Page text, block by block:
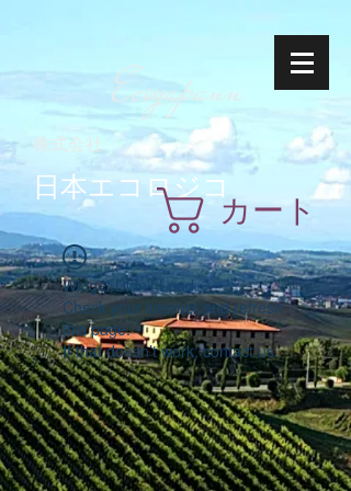
Ecoyapann
株式会社
日本エコロジコカート
Widget Didn’t Load
Check your internet and refresh
this page.
If that doesn’t work, contact us.